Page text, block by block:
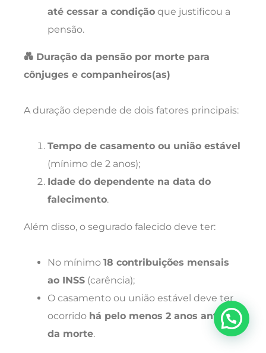
até cessar a condição que justificou a
pensão.
💑 Duração da pensão por morte para
cônjuges e companheiros(as)
A duração depende de dois fatores principais:
Tempo de casamento ou união estável
(mínimo de 2 anos);
Idade do dependente na data do
falecimento.
Além disso, o segurado falecido deve ter:
No mínimo 18 contribuições mensais
ao INSS (carência);
O casamento ou união estável deve ter
ocorrido há pelo menos 2 anos antes
da morte.